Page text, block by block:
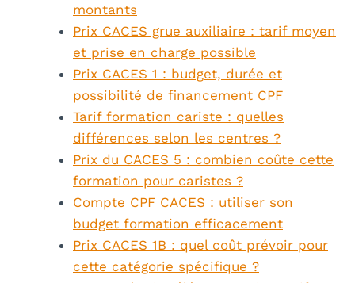
montants
Prix CACES grue auxiliaire : tarif moyen
et prise en charge possible
Prix CACES 1 : budget, durée et
possibilité de financement CPF
Tarif formation cariste : quelles
différences selon les centres ?
Prix du CACES 5 : combien coûte cette
formation pour caristes ?
Compte CPF CACES : utiliser son
budget formation efficacement
Prix CACES 1B : quel coût prévoir pour
cette catégorie spécifique ?